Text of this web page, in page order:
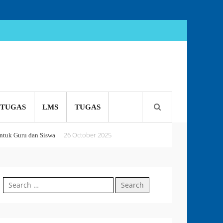
TUGAS LMS TUGAS
Guru dan Siswa 26 October 2025
18 September 2025
Search
for: